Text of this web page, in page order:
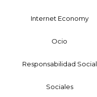
Internet Economy
Ocio
Responsabilidad Social
Sociales